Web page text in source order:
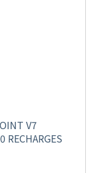
V7
RECHARGES